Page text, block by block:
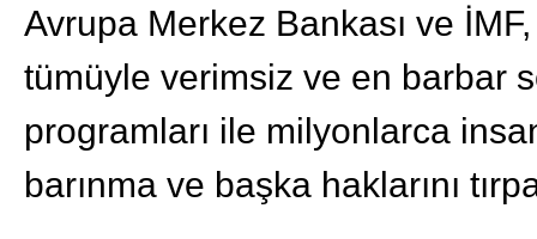
Avrupa Merkez Bankası ve
tümüyle verimsiz ve en barbar
programları ile milyonlarca
barınma ve başka haklarını